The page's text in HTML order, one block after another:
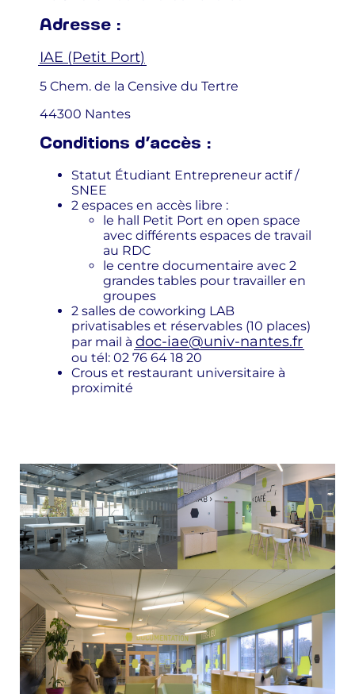
Adresse :
IAE (Petit Port)
5 Chem. de la Censive du Tertre
44300 Nantes
Conditions d’accès :
Statut Étudiant Entrepreneur actif /
SNEE
2 espaces en accès libre :
le hall Petit Port en open space
avec différents espaces de travail
au RDC
le centre documentaire avec 2
grandes tables pour travailler en
groupes
2 salles de coworking LAB
privatisables et réservables (10 places)
par mail à doc-iae@univ-nantes.fr
ou tél: 02 76 64 18 20
Crous et restaurant universitaire à
proximité